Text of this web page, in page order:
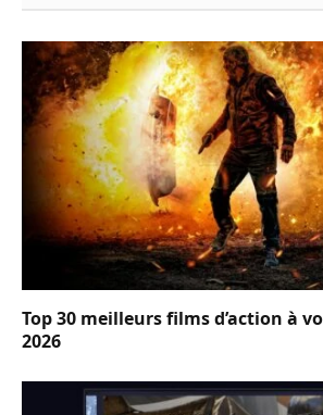
Top 30 meilleurs films d’action à
2026